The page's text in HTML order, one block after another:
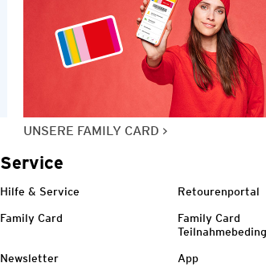
UNSERE FAMILY CARD
Service
Hilfe & Service Retourenportal
Family Card
Family Card
Newsletter App